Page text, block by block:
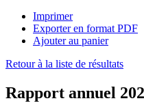
Imprimer
Exporter en format PDF
Ajouter au panier
Retour à la liste de résultats
Rapport annuel